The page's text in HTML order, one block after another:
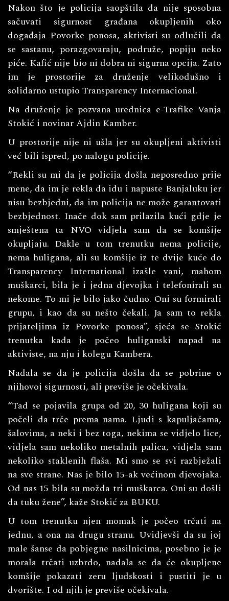
Nakon što je policija saopštila da nije sposobna
sačuvati sigurnost građana okupljenih oko
događaja Povorke ponosa, aktivisti su odlučili da
se sastanu, porazgovaraju, podruže, popiju neko
piće. Kafić nije bio ni dobra ni sigurna opcija. Zato
im je prostorije za druženje velikodušno i
solidarno ustupio Transparency Internacional.
Na druženje je pozvana urednica e-Trafike Vanja
Stokić i novinar Ajdin Kamber.
U prostorije nije ni ušla jer su okupljeni aktivisti
već bili ispred, po nalogu policije.
“Rekli su mi da je policija došla neposredno prije
mene, da im je rekla da idu i napuste Banjaluku jer
nisu bezbjedni, da im policija ne može garantovati
bezbjednost. Inače dok sam prilazila kući gdje je
smještena ta NVO vidjela sam da se komšije
okupljaju. Dakle u tom trenutku nema policije,
nema huligana, ali su komšije iz te dvije kuće do
Transparency International izašle vani, mahom
muškarci, bila je i jedna djevojka i telefonirali su
nekome. To mi je bilo jako čudno. Oni su formirali
grupu, i kao da su nešto čekali. Ja sam to rekla
prijateljima iz Povorke ponosa”, sjeća se Stokić
trenutka kada je počeo huliganski napad na
aktiviste, na nju i kolegu Kambera.
Nadala se da je policija došla da se pobrine o
njihovoj sigurnosti, ali previše je očekivala.
“Tad se pojavila grupa od 20, 30 huligana koji su
počeli da trče prema nama. Ljudi s kapuljačama,
šalovima, a neki i bez toga, nekima se vidjelo lice,
vidjela sam nekoliko metalnih palica, vidjela sam
nekoliko staklenih flaša. Mi smo se svi razbježali
na sve strane. Nas je bilo 15-ak većinom djevojaka.
Od nas 15 bila su možda tri muškarca. Oni su došli
da tuku žene”, kaže Stokić za BUKU.
U tom trenutku njen momak je počeo trčati na
jednu, a ona na drugu stranu. Uvidjevši da su joj
male šanse da pobjegne nasilnicima, posebno je je
morala trčati uzbrdo, nadala se da će okupljene
komšije pokazati zeru ljudskosti i pustiti je u
dvorište. I od njih je previše očekivala.